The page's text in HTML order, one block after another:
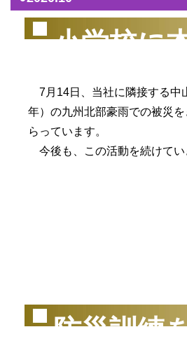
小学校に
7月14日、当社に隣接する中
年）の九州北部豪雨での被災
らっています。
今後も、この活動を続けてい
防災訓練